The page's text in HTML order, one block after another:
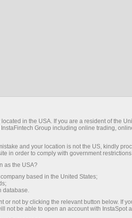
қилиш
пополнить счет картой или
Возможно, вы собираетесь
100% бонус? Для всего этого
верификацию счета. Ниже
как ее получить!
in the USA. If you are a resident of the
Group including online trading,
and your location is not the US, kindly
in order to comply with government
as the USA?
based in the United States;
database.
or not by clicking the relevant button below. If
not be able to open an account with InstaSpot